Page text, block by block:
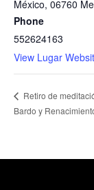
México, 06760
Phone
552624163
View Lugar
Retiro de
Bardo y